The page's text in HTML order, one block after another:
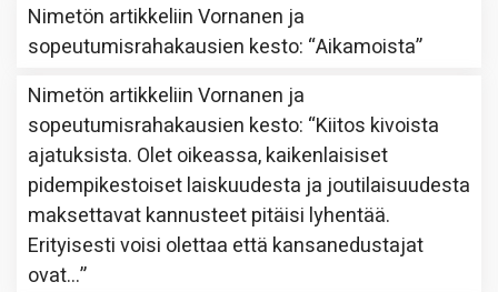
Nimetön artikkeliinVornanen ja
sopeutumisrahakausien kesto: “Aikamoista”
Nimetön artikkeliinVornanen ja
sopeutumisrahakausien kesto: “Kiitos kivoista
ajatuksista. Olet oikeassa, kaikenlaisiset
pidempikestoiset laiskuudesta ja joutilaisuudesta
maksettavat kannusteet pitäisi lyhentää.
Erityisesti voisi olettaa että kansanedustajat
ovat…”